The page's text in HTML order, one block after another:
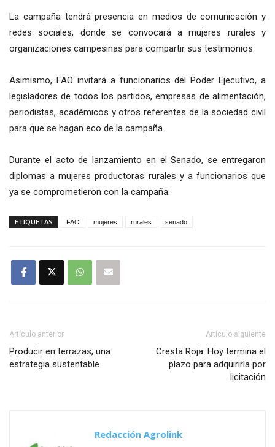
La campaña tendrá presencia en medios de comunicación y
redes sociales, donde se convocará a mujeres rurales y
organizaciones campesinas para compartir sus testimonios.
Asimismo, FAO invitará a funcionarios del Poder Ejecutivo, a
legisladores de todos los partidos, empresas de alimentación,
periodistas, académicos y otros referentes de la sociedad civil
para que se hagan eco de la campaña.
Durante el acto de lanzamiento en el Senado, se entregaron
diplomas a mujeres productoras rurales y a funcionarios que
ya se comprometieron con la campaña.
ETIQUETAS FAO mujeres rurales senado
Artículo anterior
Producir en terrazas, una
estrategia sustentable
Artículo siguiente
Cresta Roja: Hoy termina el
plazo para adquirirla por
licitación
Redacción Agrolink